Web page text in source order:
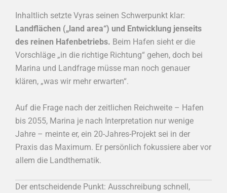
Inhaltlich setzte Vyras seinen Schwerpunkt klar:
Landflächen („land area“) und Entwicklung jenseits
des reinen Hafenbetriebs. Beim Hafen sieht er die
Vorschläge „in die richtige Richtung“ gehen, doch bei
Marina und Landfrage müsse man noch genauer
klären, „was wir mehr erwarten“.
Auf die Frage nach der zeitlichen Reichweite – Hafen
bis 2055, Marina je nach Interpretation nur wenige
Jahre – meinte er, ein 20-Jahres-Projekt sei in der
Praxis das Maximum. Er persönlich fokussiere aber vor
allem die Landthematik.
Der entscheidende Punkt: Ausschreibung schnell,